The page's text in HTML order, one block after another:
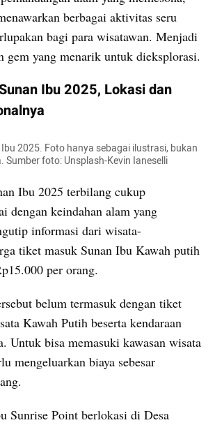
berbagai aktivitas seru
bagi para wisatawan. Menjadi
gem yang menarik untuk dieksplorasi.
Ibu 2025, Lokasi dan
2025. Foto hanya sebagai ilustrasi, bukan
Sumber foto: Unsplash-Kevin Ianeselli
Ibu 2025 terbilang cukup
dengan keindahan alam yang
informasi dari wisata-
tiket masuk Sunan Ibu Kawah putih
per orang.
belum termasuk dengan tiket
Kawah Putih beserta kendaraan
Untuk bisa memasuki kawasan wisata
mengeluarkan biaya sebesar
Sunrise Point berlokasi di Desa